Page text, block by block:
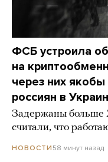
ФСБ устроила
на
через них
россиян в
Задержаны больше
считали, что
НОВОСТИ 58 минут назад